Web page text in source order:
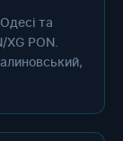
та
XG PON.